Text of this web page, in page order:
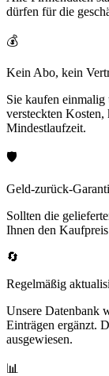
dürfen für die
💰
Kein Abo, kein
Sie kaufen
versteckten
Mindestlaufzeit.
🛡️
Geld-zurück-
Sollten die
Ihnen den
🔄
Regelmäßig
Unsere Datenbank
Einträgen ergänzt.
ausgewiesen.
📊